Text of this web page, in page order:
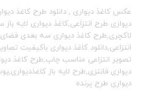
عکس کاغذ دیواری , دانلود طرح کاغذ
دیواری طرح انتزاعی,کاغذ دیواری لایه
لاکچری,طرح کاغذ دیواری سه بعدی
انتزاعی,دانلود کاغذ دیواری باکیفیت
تصویر انتزاعی مناسب چاپ,طرح کاغذ
دیواری طرح پرنده